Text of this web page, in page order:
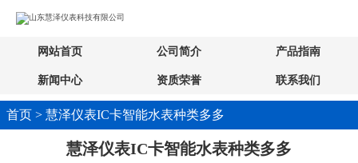
网站首页 公司简介 产品指南
新闻中心 资质荣誉 联系我们
首页 > 慧泽仪表IC卡智能水表种类多多
慧泽仪表IC卡智能水表种类多多